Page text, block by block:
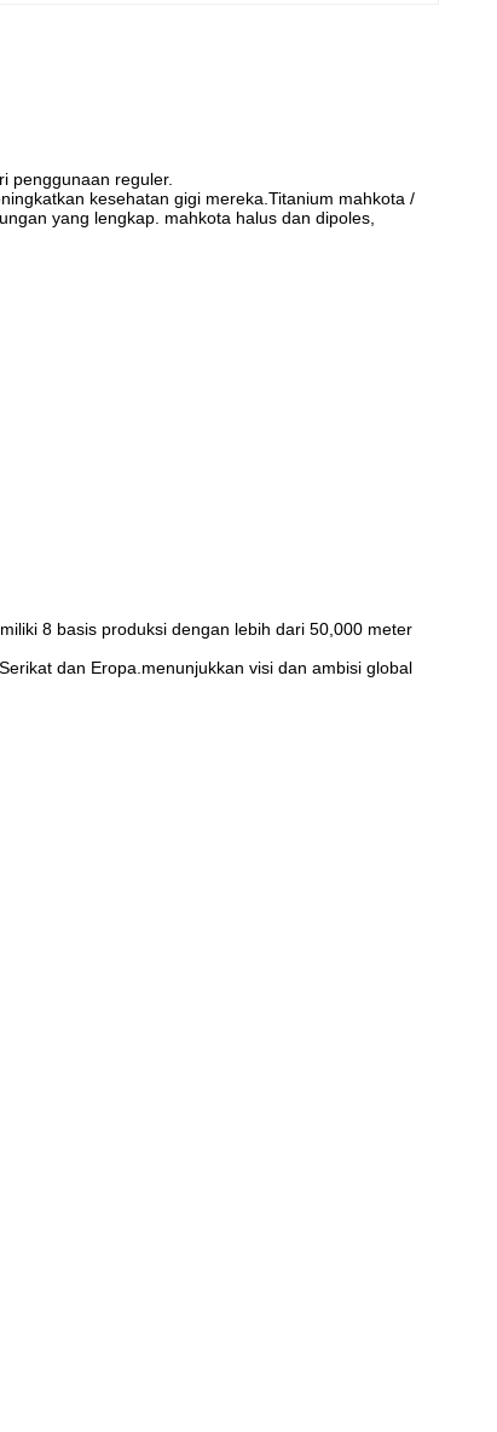
penggunaan reguler.
kesehatan gigi mereka.Titanium mahkota /
yang lengkap. mahkota halus dan dipoles,
8 basis produksi dengan lebih dari 50,000 meter
dan Eropa.menunjukkan visi dan ambisi global